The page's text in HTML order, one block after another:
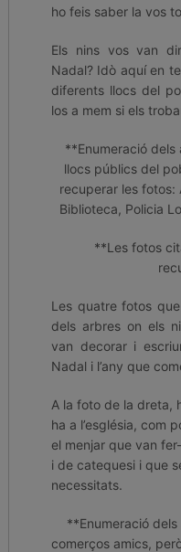
ho feis saber la vos
Els nins vos van
Nadal? Idò aquí en
diferents llocs del
los a mem si els
**Enumeració
llocs públics del
recuperar les fotos:
Biblioteca, Policia
**Les fotos
Les quatre fotos
dels arbres on els
van decorar i
Nadal i l’any que
A la foto de la dreta,
ha a l’església, com
el menjar que van
i de catequesi i que
necessitats.
**Enumeració
comerços amics,